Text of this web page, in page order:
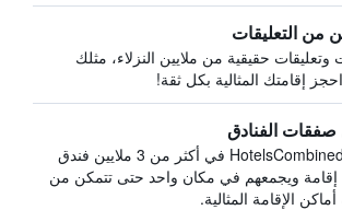
من التعليقات
وتعليقات حقيقية من ملايين النزلاء، مثلك
إقامتك المثالية بكل ثقة!
الفنادق
يبحث HotelsCombined في أكثر من 3 ملايين فندق
إقامة ويجمعهم في مكان واحد حتى تتمكن من
الإقامة المثالية.